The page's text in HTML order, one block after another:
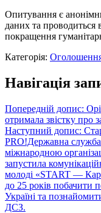
Опитування є
даних та проводиться
покращення
Категорія:
Навігація
Попередній допис:
отримала звістку про
Наступний допис:
PRO!Державна служба
міжнародною
запустила
молоді «START —
до 25 років побачити
Україні та
ДСЗ.